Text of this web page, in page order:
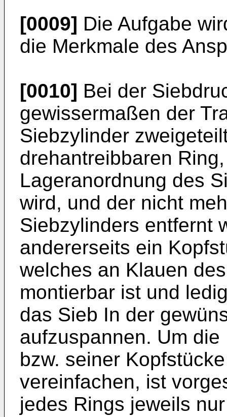
[0009] Die Aufgabe
die Merkmale des
[0010] Bei der
gewissermaßen der
Siebzylinder
drehantreibbaren
Lageranordnung des
wird, und der nicht
Siebzylinders entfernt
andererseits ein
welches an Klauen
montierbar ist und
das Sieb In der
aufzuspannen. Um
bzw. seiner
vereinfachen, ist
jedes Rings jeweils